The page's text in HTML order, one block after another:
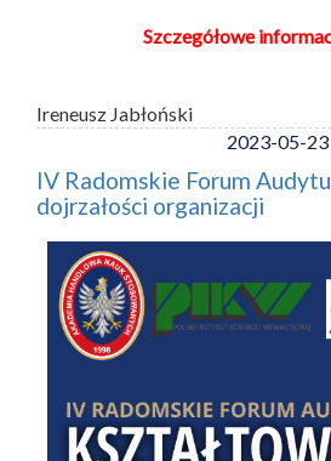
Szczegółowe
Ireneusz Jabłoński
2023-05-23
IV Radomskie Forum
dojrzałości organizacji